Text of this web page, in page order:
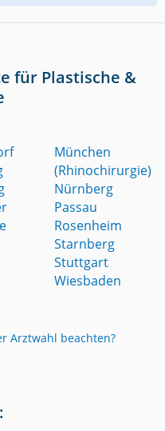
für Plastische &
München
(Rhinochirurgie)
Nürnberg
Passau
Rosenheim
Starnberg
Stuttgart
Wiesbaden
Arztwahl beachten?